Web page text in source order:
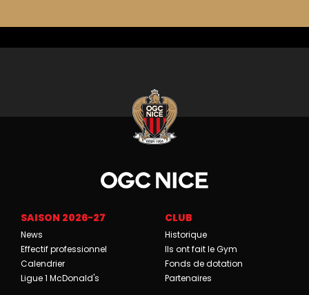
SAISON 2026-27
News
Effectif professionnel
Calendrier
Ligue 1 McDonald's
CLUB
Historique
Ils ont fait le Gym
Fonds de dotation
Partenaires